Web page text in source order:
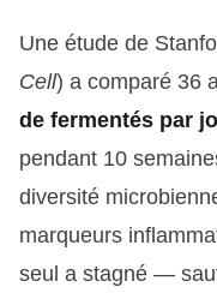
Une étude de
Cell) a comparé 36
de fermentés par
pendant 10
diversité
marqueurs
seul a stagné —